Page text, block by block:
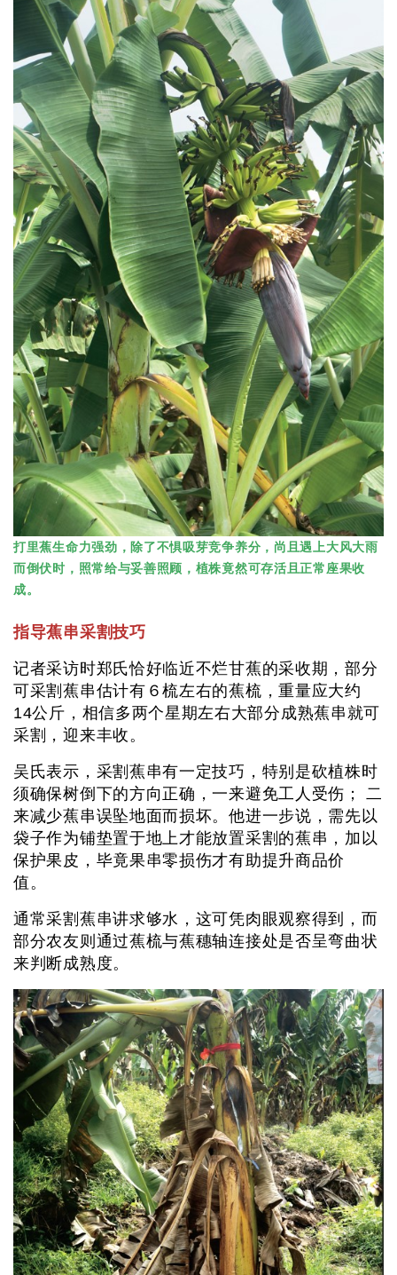
打里蕉生命力强劲，除了不惧吸芽竞争养分，尚且遇上大风大雨
而倒伏时，照常给与妥善照顾，植株竟然可存活且正常座果收
成。
指导蕉串采割技巧
记者采访时郑氏恰好临近不烂甘蕉的采收期，部分
可采割蕉串估计有６梳左右的蕉梳，重量应大约
14公斤，相信多两个星期左右大部分成熟蕉串就可
采割，迎来丰收。
吴氏表示，采割蕉串有一定技巧，特别是砍植株时
须确保树倒下的方向正确，一来避免工人受伤； 二
来减少蕉串误坠地面而损坏。他进一步说，需先以
袋子作为铺垫置于地上才能放置采割的蕉串，加以
保护果皮，毕竟果串零损伤才有助提升商品价
值。
通常采割蕉串讲求够水，这可凭肉眼观察得到，而
部分农友则通过蕉梳与蕉穗轴连接处是否呈弯曲状
来判断成熟度。